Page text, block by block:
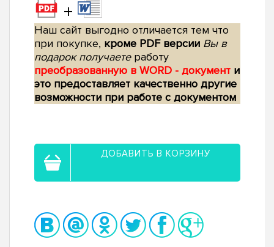
+
Наш сайт выгодно отличается тем что
при покупке, кроме PDF версии Вы в
подарок получаетеработу
преобразованную в WORD - документ и
это предоставляет качественно другие
возможности при работе с документом
ДОБАВИТЬ В КОРЗИНУ